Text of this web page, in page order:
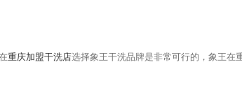
重庆加盟干洗店选择象王干洗品牌是非常可行的，象王在